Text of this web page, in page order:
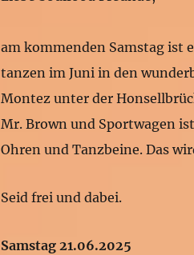
am kommenden Samstag ist
tanzen im Juni in den
Montez unter der
Mr. Brown und Sportwagen
Ohren und Tanzbeine. Das
Seid frei und dabei.
Samstag 21.06.2025